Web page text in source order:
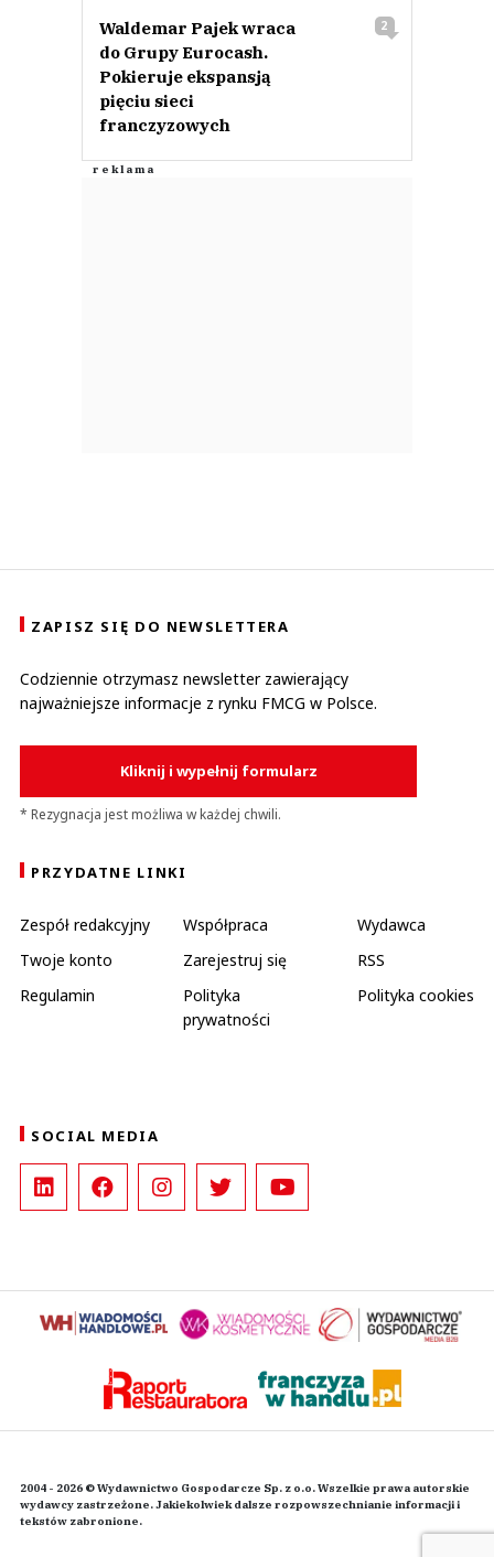
Waldemar Pajek wraca
do Grupy Eurocash.
Pokieruje ekspansją
pięciu sieci
franczyzowych
2
ZAPISZ SIĘ DO NEWSLETTERA
Codziennie otrzymasz newsletter zawierający
najważniejsze informacje z rynku FMCG w Polsce.
Kliknij i wypełnij formularz
* Rezygnacja jest możliwa w każdej chwili.
PRZYDATNE LINKI
Zespół redakcyjny Współpraca
Wydawca
Twoje konto
Zarejestruj się
RSS
Regulamin
Polityka
prywatności
Polityka cookies
SOCIAL MEDIA
2004 - 2026 © Wydawnictwo Gospodarcze Sp. z o.o. Wszelkie prawa autorskie
wydawcy zastrzeżone. Jakiekolwiek dalsze rozpowszechnianie informacji i
tekstów zabronione.